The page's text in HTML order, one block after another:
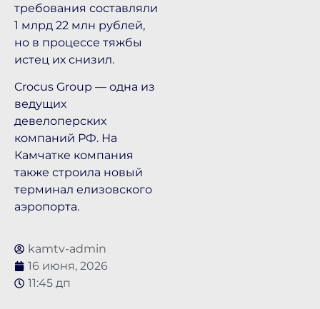
требования составляли
1 млрд 22 млн рублей,
но в процессе тяжбы
истец их снизил.
Crocus Group — одна из
ведущих
девелоперских
компаний РФ. На
Камчатке компания
также строила новый
терминал елизовского
аэропорта.
kamtv-admin
16 июня, 2026
11:45 дп